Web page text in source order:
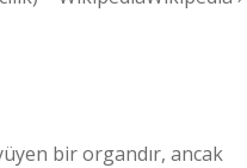
bir organdır, ancak